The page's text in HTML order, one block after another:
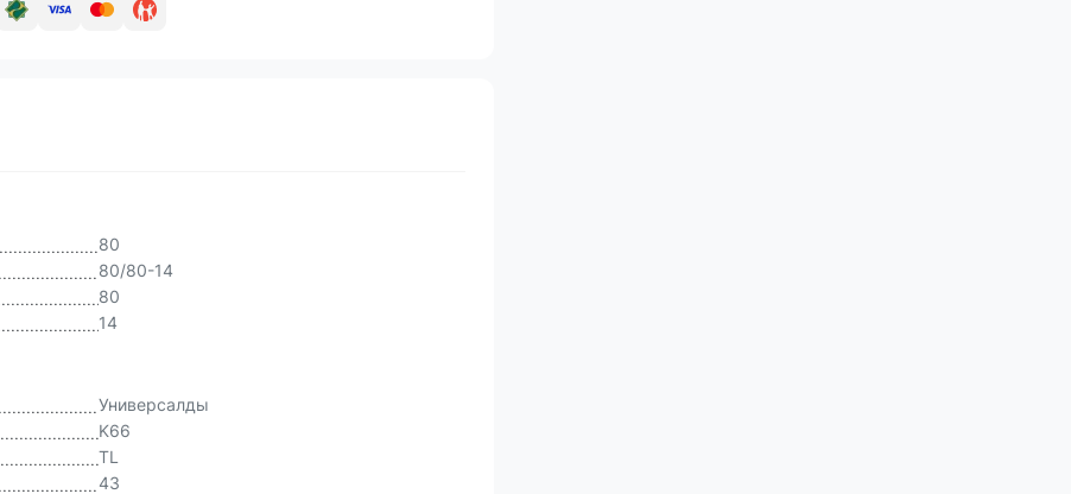
80
80/80-14
80
14
Универсалды
K66
TL
43